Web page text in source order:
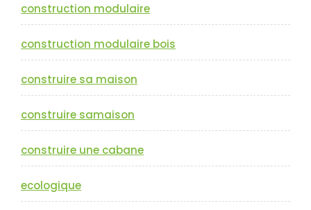
construction modulaire
construction modulaire bois
construire sa maison
construire samaison
construire une cabane
ecologique